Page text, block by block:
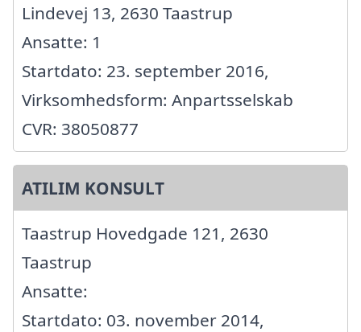
Lindevej 13, 2630 Taastrup
Ansatte: 1
Startdato: 23. september 2016,
Virksomhedsform: Anpartsselskab
CVR: 38050877
ATILIM KONSULT
Taastrup Hovedgade 121, 2630
Taastrup
Ansatte:
Startdato: 03. november 2014,